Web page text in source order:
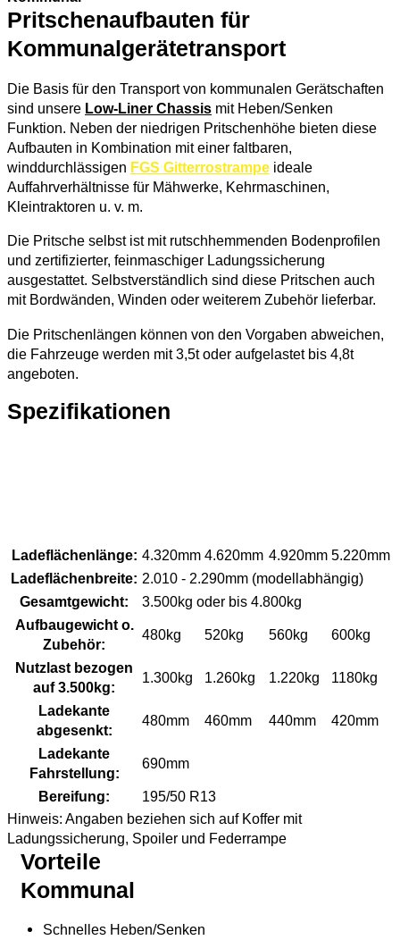
Pritschenaufbauten für
Kommunalgerätetransport
Die Basis für den Transport von kommunalen Gerätschaften
sind unsere Low-Liner Chassis mit Heben/Senken
Funktion. Neben der niedrigen Pritschenhöhe bieten diese
Aufbauten in Kombination mit einer faltbaren,
winddurchlässigen FGS Gitterrostrampe ideale
Auffahrverhältnisse für Mähwerke, Kehrmaschinen,
Kleintraktoren u. v. m.
Die Pritsche selbst ist mit rutschhemmenden Bodenprofilen
und zertifizierter, feinmaschiger Ladungssicherung
ausgestattet. Selbstverständlich sind diese Pritschen auch
mit Bordwänden, Winden oder weiterem Zubehör lieferbar.
Die Pritschenlängen können von den Vorgaben abweichen,
die Fahrzeuge werden mit 3,5t oder aufgelastet bis 4,8t
angeboten.
Spezifikationen
Ladeflächenlänge: 4.320mm 4.620mm 4.920mm 5.220mm
Ladeflächenbreite: 2.010 - 2.290mm (modellabhängig)
Gesamtgewicht:
3.500kg oder bis 4.800kg
Aufbaugewicht o.
Zubehör:
480kg 520kg 560kg 600kg
Nutzlast bezogen
auf 3.500kg:
1.300kg 1.260kg 1.220kg 1180kg
Ladekante
abgesenkt:
480mm 460mm 440mm 420mm
Ladekante
Fahrstellung:
690mm
Bereifung:
195/50 R13
Hinweis: Angaben beziehen sich auf Koffer mit
Ladungssicherung, Spoiler und Federrampe
Vorteile
Kommunal
Schnelles Heben/Senken